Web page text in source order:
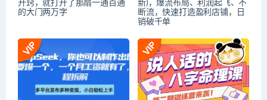
开窍，就打开了那扇一通百通
的大门两万字
新)，爆流布局、利润起飞、不
断流，快速打造盈利店铺，日
销破千单